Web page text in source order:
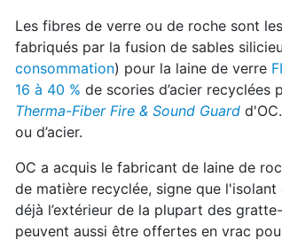
Les fibres de verre ou de roche sont
fabriqués par la fusion de sables
consommation) pour la laine de verre
16 à 40 % de scories d’acier recyclées
Therma-Fiber Fire & Sound Guard
ou d’acier.
OC a acquis le fabricant de laine de
de matière recyclée, signe que
déjà l’extérieur de la plupart des
peuvent aussi être offertes en vrac